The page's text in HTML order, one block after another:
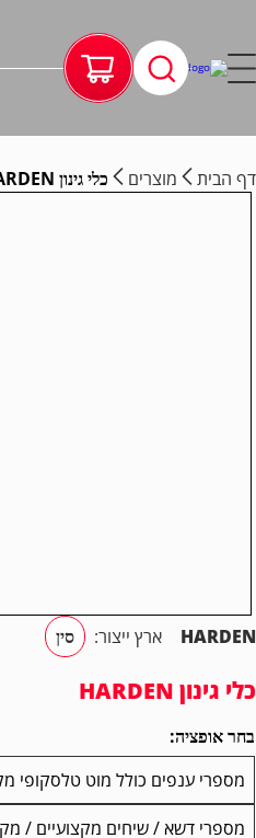
דף הבית מוצרים כלי גינון HARDEN
HARDEN ארץ ייצור: סין
כלי גינון HARDEN
בחר אופציה:
מספרי ענפים כולל מוט טלסקופי
מספרי דשא / שיחים מקצועיים / מק"ט